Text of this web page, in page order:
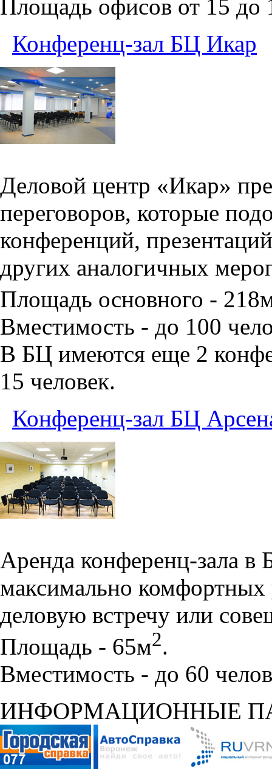
Площадь офисов от 15 до
Конференц-зал БЦ Икар
Деловой центр «Икар»
переговоров, которые
конференций,
других аналогичных
Площадь основного -
Вместимость - до 100
В БЦ имеются еще 2
15 человек.
Конференц-зал БЦ
Аренда конференц-зала в
максимально комфортных
деловую встречу или
Площадь - 65м2.
Вместимость - до 60
ИНФОРМАЦИОННЫЕ